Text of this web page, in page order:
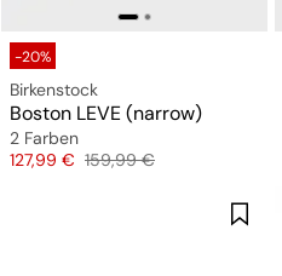
-20%
Birkenstock
Boston LEVE (narrow)
2 Farben
Preis
127,99 € Originalpreis
159,99 €